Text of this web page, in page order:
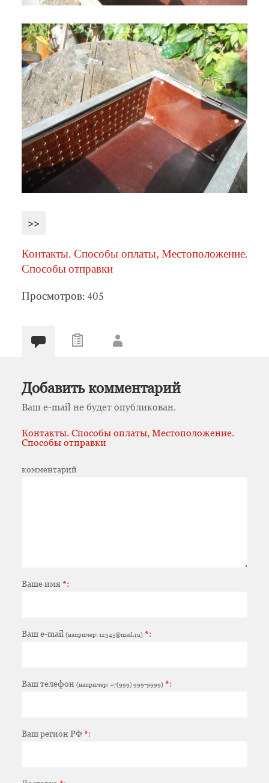
>>
Контакты. Способы оплаты, Местоположение.
Способы отправки
Просмотров: 405
Добавить комментарий
Ваш e-mail не будет опубликован.
Контакты. Способы оплаты, Местоположение.
Способы отправки
комментарий
Ваше имя*:
Ваш e-mail (например: 12345@mail.ru) *:
Ваш телефон (например: +7(999) 999-9999) *:
Ваш регион РФ*: